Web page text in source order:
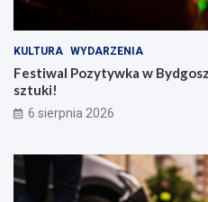
KULTURA WYDARZENIA
Festiwal Pozytywka w
sztuki!
6 sierpnia 2026